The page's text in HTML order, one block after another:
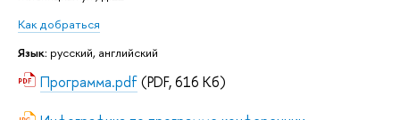
Как добраться
Язык: русский, английский
Программа.pdf(PDF, 616 Кб)